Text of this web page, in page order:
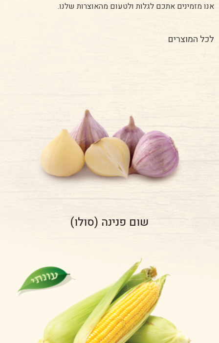
אנו מזמינים אתכם לגלות ולטעום מהאוצרות שלנו.
לכל המוצרים
שום פנינה (סולו)